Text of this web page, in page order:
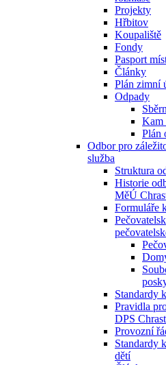
Projekty
Hřbitov
Koupaliště
Fondy
Pasport
Články
Plán zimní
Odpady
Kam
Plán
Odbor pro
služba
Struktura
Historie
MěÚ
Formuláře
Standardy
Pravidla
DPS
Provozní
Standardy
dětí